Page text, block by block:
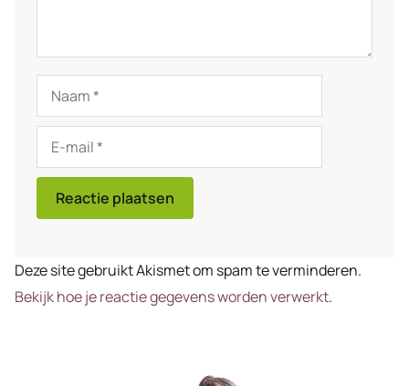
Naam
mail
Deze site gebruikt Akismet om spam te verminderen.
Bekijk hoe je reactie gegevens worden verwerkt.